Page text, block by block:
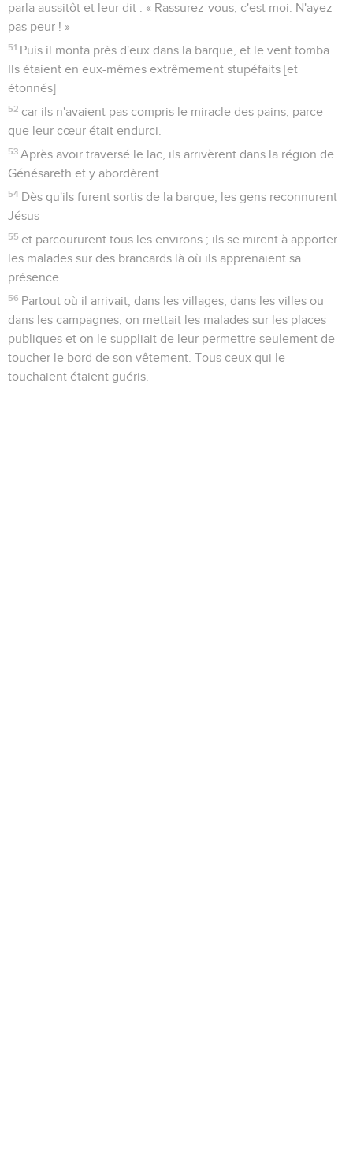
parla aussitôt et leur dit : « Rassurez-vous, c'est moi. N'ayez
pas peur ! »
51 Puis il monta près d'eux dans la barque, et le vent tomba.
Ils étaient en eux-mêmes extrêmement stupéfaits [et
étonnés]
52 car ils n'avaient pas compris le miracle des pains, parce
que leur cœur était endurci.
53 Après avoir traversé le lac, ils arrivèrent dans la région de
Génésareth et y abordèrent.
54 Dès qu'ils furent sortis de la barque, les gens reconnurent
Jésus
55 et parcoururent tous les environs ; ils se mirent à apporter
les malades sur des brancards là où ils apprenaient sa
présence.
56 Partout où il arrivait, dans les villages, dans les villes ou
dans les campagnes, on mettait les malades sur les places
publiques et on le suppliait de leur permettre seulement de
toucher le bord de son vêtement. Tous ceux qui le
touchaient étaient guéris.